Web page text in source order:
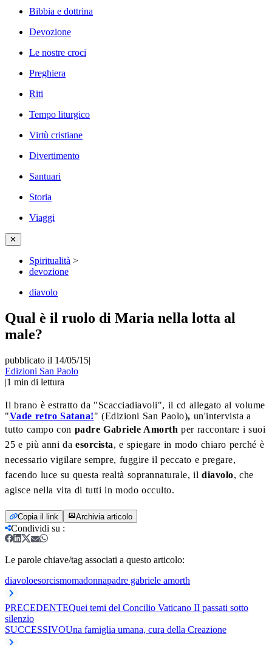
Bibbia e dottrina
Devozione
Le nostre croci
Preghiera
Riti
Tempo liturgico
Virtù cristiane
Divertimento
Santuari
Storia
Viaggi
✕
Spiritualità >
devozione
diavolo
Qual è il ruolo di Maria nella lotta al
male?
pubblicato il 14/05/15|
Edizioni San Paolo
|1 min di lettura
Il brano è estratto da "Scacciadiavoli", il cd allegato al volume
"Vade retro Satana!" (Edizioni San Paolo), un'intervista a
tutto campo con padre Gabriele Amorth per raccontare i suoi
25 e più anni da esorcista, e spiegare in modo chiaro perché è
necessario vigilare sempre, fuggire il peccato e pregare,
facendo luce su questa realtà soprannaturale, il diavolo, che
agisce nella vita di tutti in modo occulto.
Copia il link Archivia articolo
Condividi su :
Le parole chiave/tag associati a questo articolo:
diavoloesorcismomadonnapadre gabriele amorth
PRECEDENTEQuei temi del Concilio Vaticano II passati sotto
silenzio
SUCCESSIVOUna famiglia umana, cura della Creazione